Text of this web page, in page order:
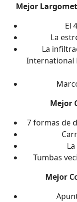
Mejor
El
La
La
International
Mejor
7 formas de
Tumbas
Mejor